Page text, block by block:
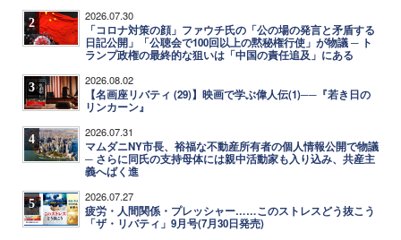
2 2026.07.30
「コロナ対策の顔」ファウチ氏の「公の場の発言と矛盾する
日記公開」「公聴会で100回以上の黙秘権行使」が物議 ─ ト
ランプ政権の最終的な狙いは「中国の責任追及」にある
3 2026.08.02
【名画座リバティ (29)】映画で学ぶ偉人伝(1)──『若き日の
リンカーン』
4 2026.07.31
マムダニNY市長、裕福な不動産所有者の個人情報公開で物議
─ さらに同氏の支持母体には親中活動家も入り込み、共産主
義へばく進
5 2026.07.27
疲労・人間関係・プレッシャー……このストレスどう抜こう
「ザ・リバティ」9月号(7月30日発売)